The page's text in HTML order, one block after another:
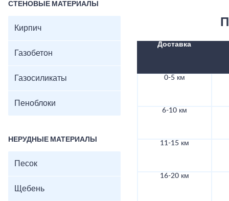
СТЕНОВЫЕ МАТЕРИАЛЫ
Кирпич
Газобетон
Газосиликаты
Пеноблоки
НЕРУДНЫЕ МАТЕРИАЛЫ
Песок
Щебень
Доставка
0-5 км
6-10 км
11-15 км
16-20 км